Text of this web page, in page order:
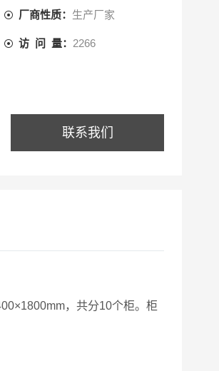
厂商性质： 生产厂家
访 问 量： 2266
联系我们
，共分10个柜。柜